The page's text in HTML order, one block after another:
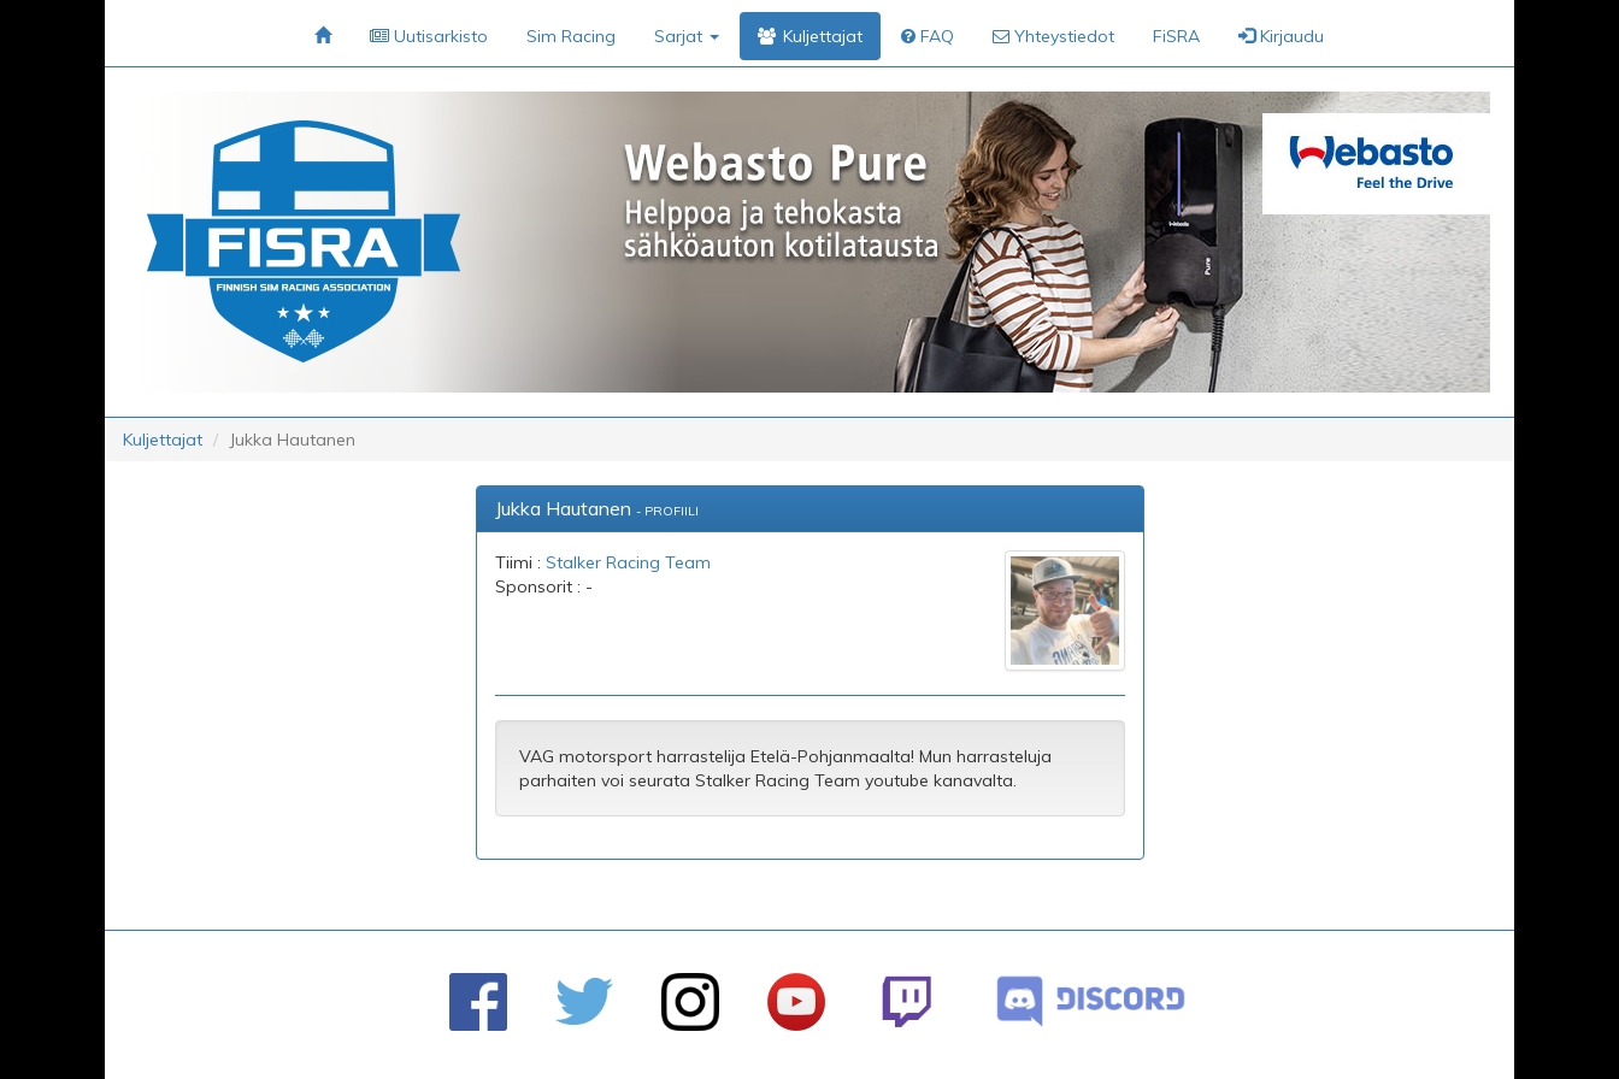
Uutisarkisto Sim Racing Sarjat Kuljettajat FAQ Yhteystiedot FiSRA Kirjaudu
Kuljettajat Jukka Hautanen
Jukka Hautanen - PROFIILI
Tiimi : Stalker Racing Team
Sponsorit : -
VAG motorsport harrastelija Etelä-Pohjanmaalta! Mun harrasteluja
parhaiten voi seurata Stalker Racing Team youtube kanavalta.